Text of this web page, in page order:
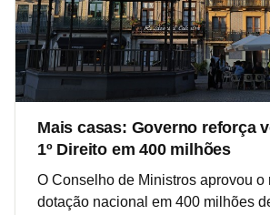
Mais casas: Governo reforça
1º Direito em 400 milhões
O Conselho de Ministros aprovou o
dotação nacional em 400 milhões